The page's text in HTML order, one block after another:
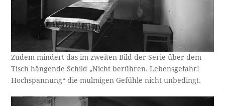
Zudem mindert das im zweiten Bild der Serie über dem
Tisch hängende Schild „Nicht berühren. Lebensgefahr!
Hochspannung“ die mulmigen Gefühle nicht unbedingt.